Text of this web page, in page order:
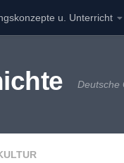
u. Unterricht
Deutsche